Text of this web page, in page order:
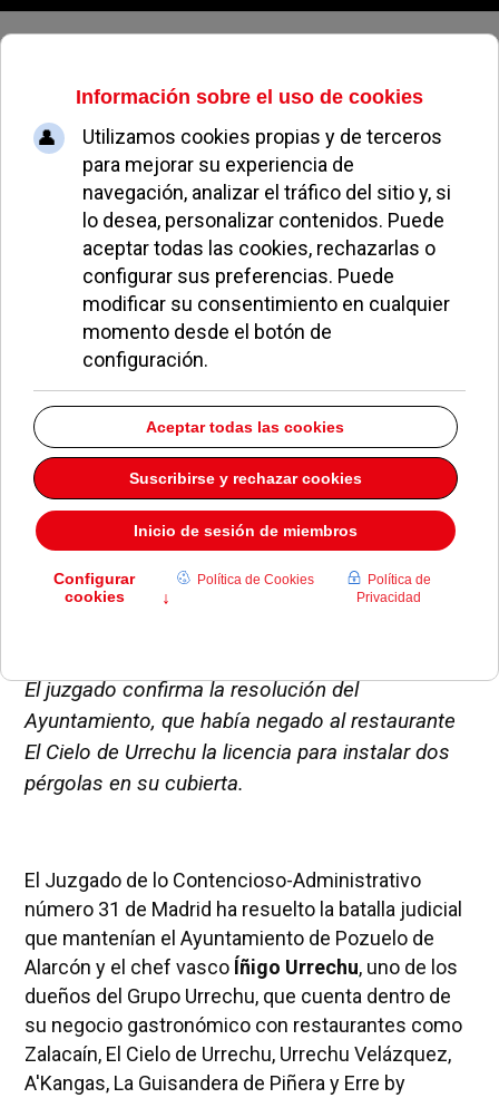
Jueves, 06 de agosto de 2026
El Cielo de Urrechu pierde su
pleito contra el Ayuntamiento de
Pozuelo por dos pérgolas
ALEJANDRO MORENO
SUCESOS, SEGURIDAD Y TRIBUNALES
02 JULIO 2026
El juzgado confirma la resolución del
Ayuntamiento, que había negado al restaurante
El Cielo de Urrechu la licencia para instalar dos
pérgolas en su cubierta.
El Juzgado de lo Contencioso-Administrativo
número 31 de Madrid ha resuelto la batalla judicial
que mantenían el Ayuntamiento de Pozuelo de
Alarcón y el chef vasco Íñigo Urrechu, uno de los
dueños del Grupo Urrechu, que cuenta dentro de
su negocio gastronómico con restaurantes como
Zalacaín, El Cielo de Urrechu, Urrechu Velázquez,
A'Kangas, La Guisandera de Piñera y Erre by